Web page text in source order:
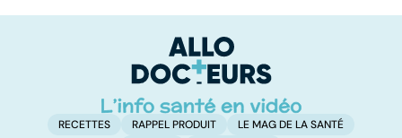
mal
RECETTES RAPPEL PRODUIT
LE MAG DE LA SANTÉ